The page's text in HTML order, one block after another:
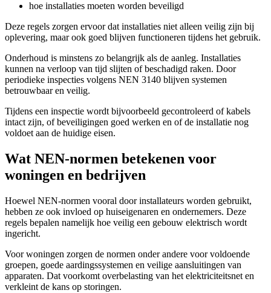
hoe installaties moeten worden beveiligd
Deze regels zorgen ervoor dat installaties niet alleen veilig zijn bij
oplevering, maar ook goed blijven functioneren tijdens het gebruik.
Onderhoud is minstens zo belangrijk als de aanleg. Installaties
kunnen na verloop van tijd slijten of beschadigd raken. Door
periodieke inspecties volgens NEN 3140 blijven systemen
betrouwbaar en veilig.
Tijdens een inspectie wordt bijvoorbeeld gecontroleerd of kabels
intact zijn, of beveiligingen goed werken en of de installatie nog
voldoet aan de huidige eisen.
Wat NEN-normen betekenen voor
woningen en bedrijven
Hoewel NEN-normen vooral door installateurs worden gebruikt,
hebben ze ook invloed op huiseigenaren en ondernemers. Deze
regels bepalen namelijk hoe veilig een gebouw elektrisch wordt
ingericht.
Voor woningen zorgen de normen onder andere voor voldoende
groepen, goede aardingssystemen en veilige aansluitingen van
apparaten. Dat voorkomt overbelasting van het elektriciteitsnet en
verkleint de kans op storingen.